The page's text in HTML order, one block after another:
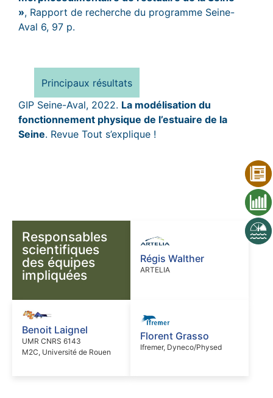
», Rapport de recherche du programme Seine-
Aval 6, 97 p.
Principaux résultats
GIP Seine-Aval, 2022. La modélisation du
fonctionnement physique de l’estuaire de la
Seine. Revue Tout s’explique !
Responsables
scientifiques
des équipes
impliquées
Régis Walther
ARTELIA
Benoit Laignel
UMR CNRS 6143
M2C, Université de Rouen
Florent Grasso
Ifremer, Dyneco/Physed